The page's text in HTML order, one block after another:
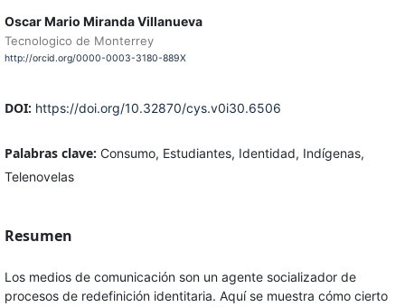
Oscar Mario Miranda Villanueva
Tecnologico de Monterrey
http://orcid.org/0000-0003-3180-889X
DOI: https://doi.org/10.32870/cys.v0i30.6506
Palabras clave: Consumo, Estudiantes, Identidad, Indígenas,
Telenovelas
Resumen
Los medios de comunicación son un agente socializador de
procesos de redefinición identitaria. Aquí se muestra cómo cierto